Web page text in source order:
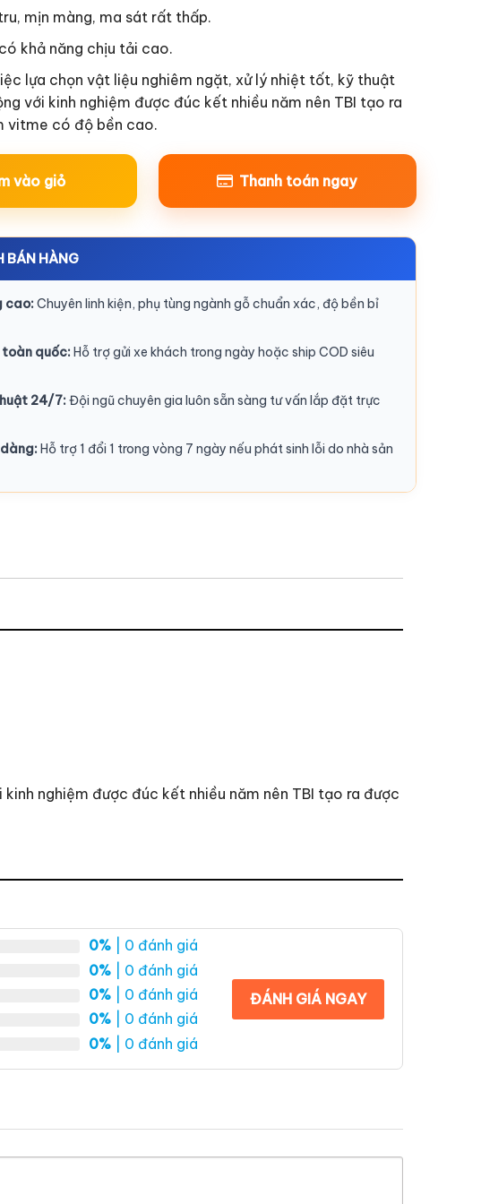
mịn màng, ma sát rất thấp.
khả năng chịu tải cao.
lựa chọn vật liệu nghiêm ngặt, xử lý nhiệt tốt, kỹ thuật
với kinh nghiệm được đúc kết nhiều năm nên TBI tạo ra
vitme có độ bền cao.
vào giỏ Thanh toán ngay
BÁN HÀNG
cao:Chuyên linh kiện, phụ tùng ngành gỗ chuẩn xác, độ bền bỉ
toàn quốc: Hỗ trợ gửi xe khách trong ngày hoặc ship COD siêu
24/7:Đội ngũ chuyên gia luôn sẵn sàng tư vấn lắp đặt trực
Hỗ trợ 1 đổi 1 trong vòng 7 ngày nếu phát sinh lỗi do nhà sản
nghiệm được đúc kết nhiều năm nên TBI tạo ra được
0% | 0 đánh giá
0% | 0 đánh giá
0% | 0 đánh giá
0% | 0 đánh giá
0% | 0 đánh giá
ĐÁNH GIÁ NGAY